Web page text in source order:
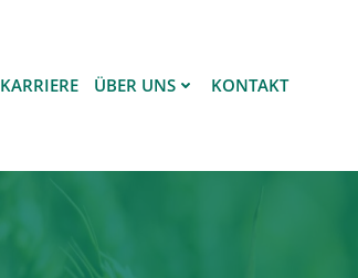
KARRIERE ÜBER UNS KONTAKT